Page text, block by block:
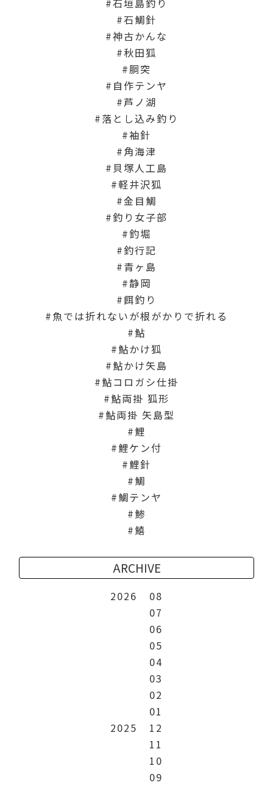
石垣島釣り
石鯛針
神古かんな
秋田狐
胴突
自作テンヤ
芦ノ湖
落とし込み釣り
袖針
角海津
貝塚人工島
軽井沢狐
金目鯛
釣り女子部
釣堀
釣行記
青ヶ島
静岡
餌釣り
魚では折れないが根がかりで折れる
鮎
鮎かけ狐
鮎かけ矢島
鮎コロガシ仕掛
鮎両掛 狐形
鮎両掛 矢島型
鯉
鯉ケン付
鯉針
鯛
鯛テンヤ
鯵
鱚
ARCHIVE
2026
08
07
06
05
04
03
02
01
2025
12
11
10
09